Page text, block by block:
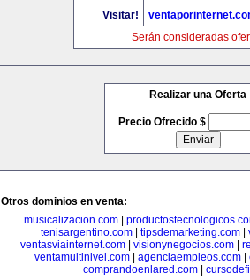
Visitar!
Serán consideradas
Realizar una Oferta
Precio Ofrecido $
Otros dominios en venta:
musicalizacion.com|
tenisargentino.com
tipsdemarketing.com
ventasviainternet.com
visionynegocios.com
ventamultinivel.com| agenciaempleos.com|
comprandoenlared.com|